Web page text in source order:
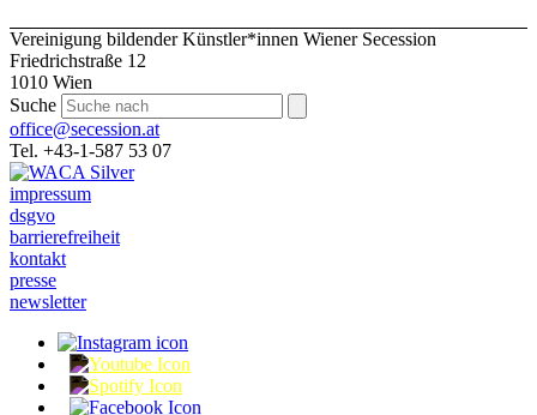
Vereinigung bildender Künstler*innen Wiener Secession
Friedrichstraße 12
1010 Wien
Suche
office@secession.at
Tel. +43-1-587 53 07
impressum
dsgvo
barrierefreiheit
kontakt
presse
newsletter